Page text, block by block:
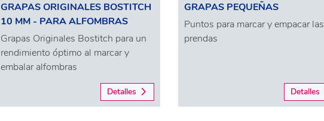
GRAPAS ORIGINALES BOSTITCH
10 MM - PARA ALFOMBRAS
Grapas Originales Bostitch para un
rendimiento óptimo al marcar y
embalar alfombras
Detalles
GRAPAS PEQUEÑAS
Puntos para marcar y empacar las
prendas
Detalles